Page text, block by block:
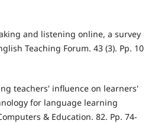
and listening online, a survey
Teaching Forum. 43 (3). Pp. 10
teachers' influence on learners'
for language learning
& Education. 82. Pp. 74-